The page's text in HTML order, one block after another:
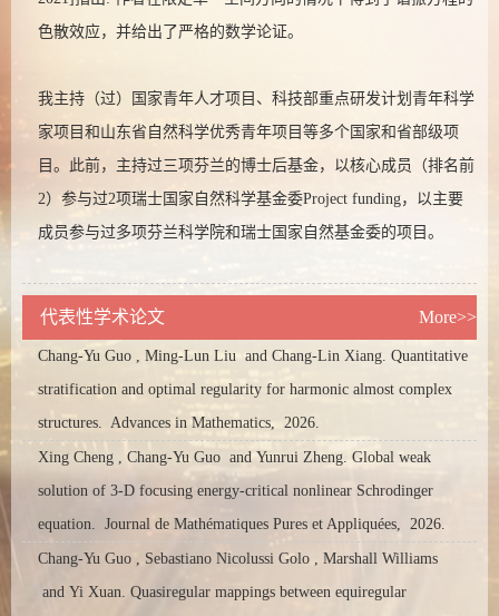
色散效应，并给出了严格的数学论证。
我主持（过）国家青年人才项目、科技部重点研发计划青年科学
家项目和山东省自然科学优秀青年项目等多个国家和省部级项
目。此前，主持过三项芬兰的博士后基金，以核心成员（排名前
2）参与过2项瑞士国家自然科学基金委Project funding，以主要
成员参与过多项芬兰科学院和瑞士国家自然基金委的项目。
代表性学术论文 More>>
Chang-Yu Guo , Ming-Lun Liu and Chang-Lin Xiang. Quantitative
stratification and optimal regularity for harmonic almost complex
structures. Advances in Mathematics, 2026.
Xing Cheng , Chang-Yu Guo and Yunrui Zheng. Global weak
solution of 3-D focusing energy-critical nonlinear Schrodinger
equation. Journal de Mathématiques Pures et Appliquées, 2026.
Chang-Yu Guo , Sebastiano Nicolussi Golo , Marshall Williams
and Yi Xuan. Quasiregular mappings between equiregular